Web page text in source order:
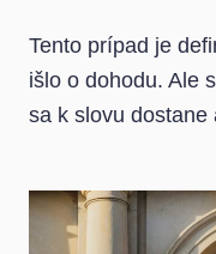
Tento prípad je
išlo o dohodu. Ale
sa k slovu dostane